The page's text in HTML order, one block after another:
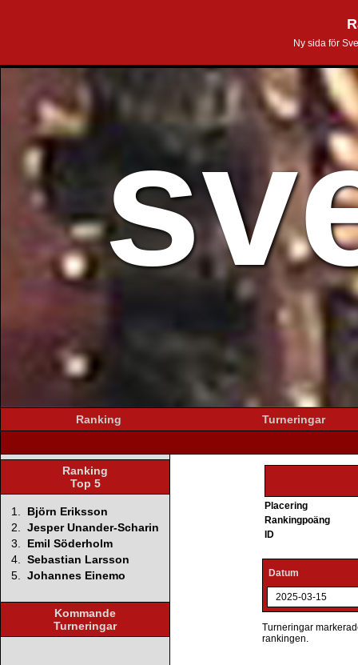
Ny sida för
Ranking Turneringar
Ranking
Top 5
1.
Björn Eriksson
2. Jesper Unander-Scharin
3.
Emil Söderholm
4. Sebastian Larsson
5. Johannes Einemo
Kommande
Turneringar
Placering
Rankingpoäng
ID
Datum
2025-03-15
Turneringar
rankingen.